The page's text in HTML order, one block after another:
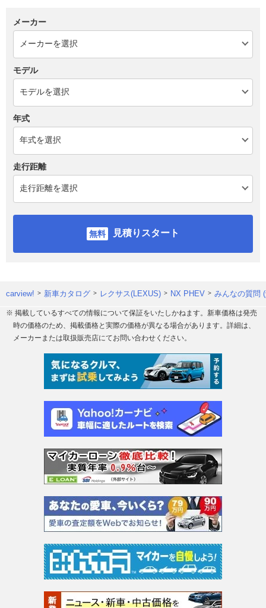
メーカー
モデル
年式
走行距離
見積りスタート
carview! 新車カタログ レクサス(LEXUS) NX PHEV みんなの質問
※ 掲載しているすべての情報について保証をいたしかねます。新車価格は発売
時の価格のため、掲載価格と実際の価格が異なる場合があります。詳細は、
メーカーまたは取扱販売店にてお問い合わせください。